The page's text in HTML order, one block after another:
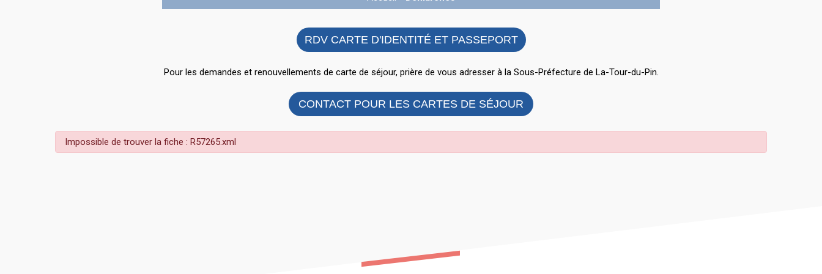
RDV CARTE D'IDENTITÉ ET PASSEPORT
Pour les demandes et renouvellements de carte de séjour, prière de vous adresser à la Sous-Préfecture de La-Tour-du-Pin.
CONTACT POUR LES CARTES DE SÉJOUR
Impossible de trouver la fiche : R57265.xml